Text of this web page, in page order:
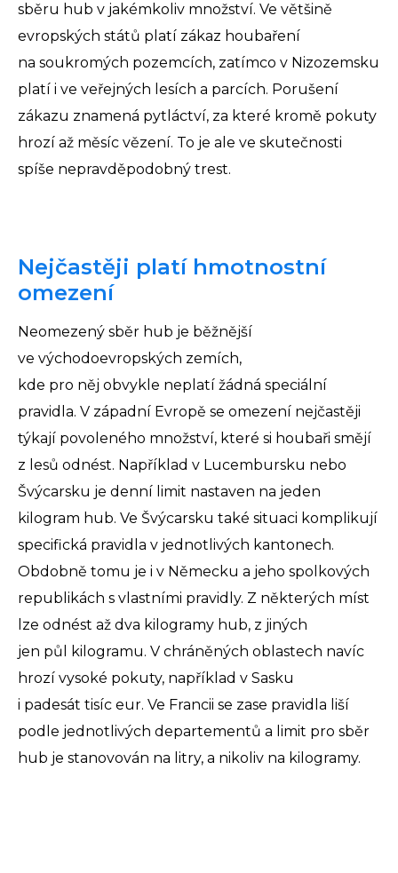
sběru hub v jakémkoliv množství. Ve většině
evropských států platí zákaz houbaření
na soukromých pozemcích, zatímco v Nizozemsku
platí i ve veřejných lesích a parcích. Porušení
zákazu znamená pytláctví, za které kromě pokuty
hrozí až měsíc vězení. To je ale ve skutečnosti
spíše nepravděpodobný trest.
Nejčastěji platí hmotnostní
omezení
Neomezený sběr hub je běžnější
ve východoevropských zemích,
kde pro něj obvykle neplatí žádná speciální
pravidla. V západní Evropě se omezení nejčastěji
týkají povoleného množství, které si houbaři smějí
z lesů odnést. Například v Lucembursku nebo
Švýcarsku je denní limit nastaven na jeden
kilogram hub. Ve Švýcarsku také situaci komplikují
specifická pravidla v jednotlivých kantonech.
Obdobně tomu je i v Německu a jeho spolkových
republikách s vlastními pravidly. Z některých míst
lze odnést až dva kilogramy hub, z jiných
jen půl kilogramu. V chráněných oblastech navíc
hrozí vysoké pokuty, například v Sasku
i padesát tisíc eur. Ve Francii se zase pravidla liší
podle jednotlivých departementů a limit pro sběr
hub je stanovován na litry, a nikoliv na kilogramy.